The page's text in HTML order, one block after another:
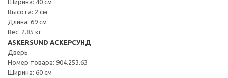
Высота: 2 см
Длина: 69 см
Вес: 2.85 кг
ASKERSUND АСКЕРСУНД
Дверь
Номер товара: 904.253.63
Ширина: 60 см